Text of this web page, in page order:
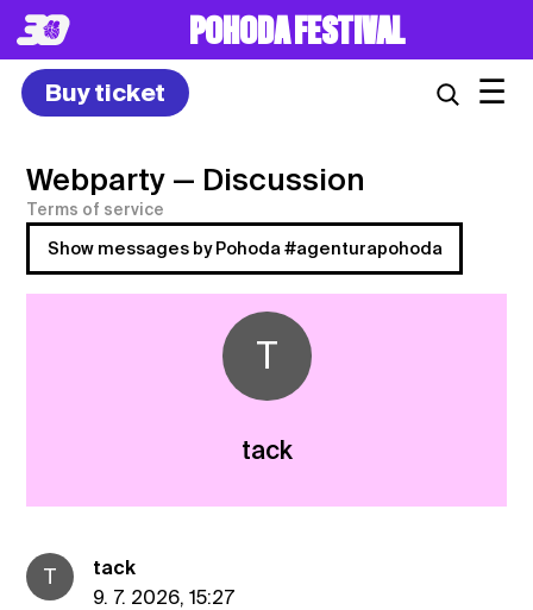
POHODA FESTIVAL
Buy ticket ☰
Webparty — Discussion
Terms of service
Show messages by Pohoda #agenturapohoda
T
tack
T
tack
9. 7. 2026, 15:27